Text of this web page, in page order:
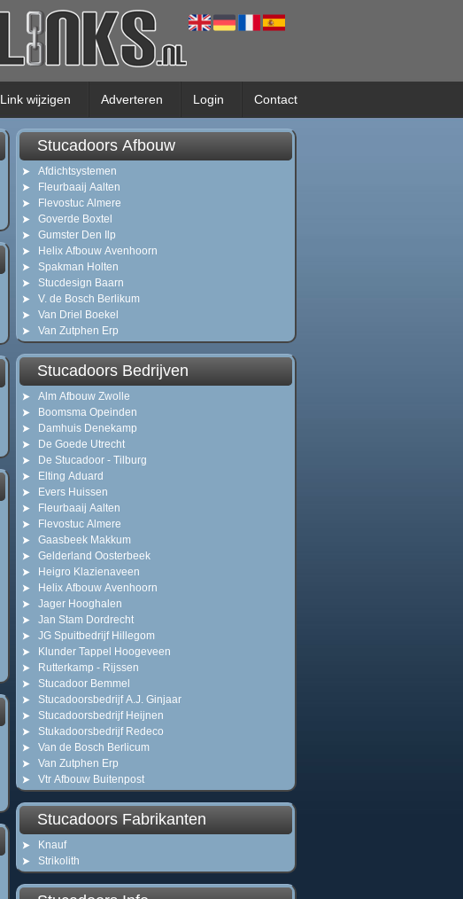
Link wijzigen Adverteren Login Contact
Stucadoors Afbouw
Afdichtsystemen
Fleurbaaij Aalten
Flevostuc Almere
Goverde Boxtel
Gumster Den Ilp
Helix Afbouw Avenhoorn
Spakman Holten
Stucdesign Baarn
V. de Bosch Berlikum
Van Driel Boekel
Van Zutphen Erp
Stucadoors Bedrijven
Alm Afbouw Zwolle
Boomsma Opeinden
Damhuis Denekamp
De Goede Utrecht
De Stucadoor - Tilburg
Elting Aduard
Evers Huissen
Fleurbaaij Aalten
Flevostuc Almere
Gaasbeek Makkum
Gelderland Oosterbeek
Heigro Klazienaveen
Helix Afbouw Avenhoorn
Jager Hooghalen
Jan Stam Dordrecht
JG Spuitbedrijf Hillegom
Klunder Tappel Hoogeveen
Rutterkamp - Rijssen
Stucadoor Bemmel
Stucadoorsbedrijf A.J. Ginjaar
Stucadoorsbedrijf Heijnen
Stukadoorsbedrijf Redeco
Van de Bosch Berlicum
Van Zutphen Erp
Vtr Afbouw Buitenpost
Stucadoors Fabrikanten
Knauf
Strikolith